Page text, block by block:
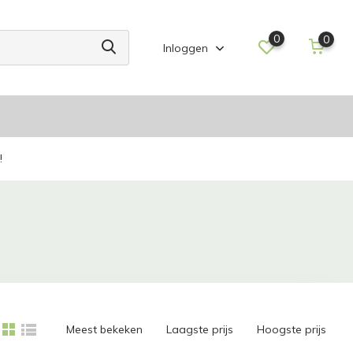
Inloggen
0 0
Meest bekeken Laagste prijs Hoogste prijs